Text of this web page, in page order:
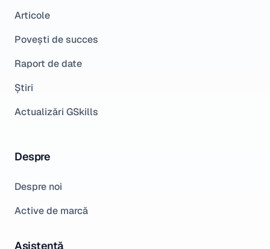
Articole
Povești de succes
Raport de date
Știri
Actualizări GSkills
Despre
Despre noi
Active de marcă
Asistență